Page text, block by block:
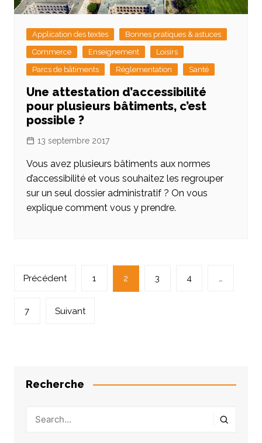
Application des textes
Bonnes pratiques & astuces
Commerce
Enseignement
Loisirs
Parcs de bâtiments
Réglementation Santé
Une attestation d’accessibilité
pour plusieurs bâtiments, c’est
possible ?
13 septembre 2017
Vous avez plusieurs bâtiments aux normes
d’accessibilité et vous souhaitez les regrouper
sur un seul dossier administratif ? On vous
explique comment vous y prendre.
Navigation
articles
Précédent 1 2 3 4 …
7 Suivant
Recherche